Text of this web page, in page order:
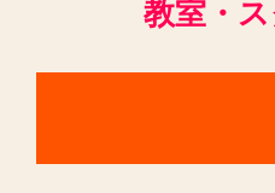
チューバ(1)
トランペット
三味線(3)
沖
教室・